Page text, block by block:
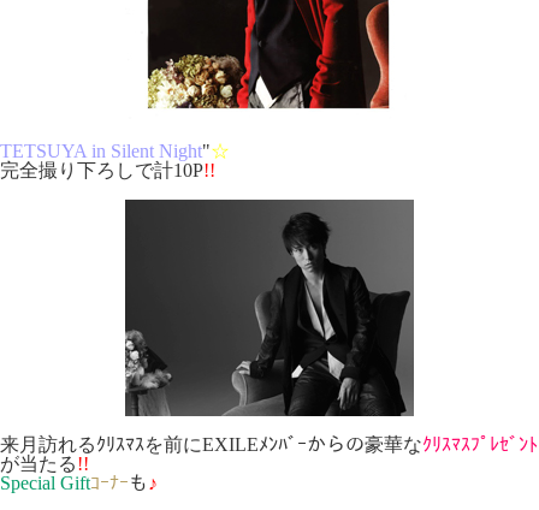
TETSUYA in Silent Night"☆
完全撮り下ろしで計10P!!
来月訪れるｸﾘｽﾏｽを前にEXILEﾒﾝﾊﾞｰからの豪華なｸﾘｽﾏｽﾌﾟﾚｾﾞﾝﾄ
が当たる!!
Special Giftｺｰﾅｰも♪